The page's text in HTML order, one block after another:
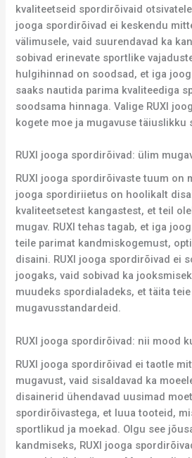
kvaliteetseid spordirõivaid
jooga spordirõivad ei keskendu
välimusele, vaid suurendavad ka
sobivad erinevate sportlike
hulgihinnad on soodsad, et iga
saaks nautida parima kvaliteediga
soodsama hinnaga. Valige RUXI
kogete moe ja mugavuse täiuslikku
RUXI jooga spordirõivad: ülim
RUXI jooga spordirõivaste tuum on
jooga spordiriietus on hoolikalt
kvaliteetsetest kangastest, et teil
mugav. RUXI tehas tagab, et iga
teile parimat kandmiskogemust,
disaini. RUXI jooga spordirõivad ei
joogaks, vaid sobivad ka
muudeks spordialadeks, et täita
mugavusstandardeid.
RUXI jooga spordirõivad: nii mood
RUXI jooga spordirõivad ei taotle
mugavust, vaid sisaldavad ka
disainerid ühendavad uusimad
spordirõivastega, et luua tooteid,
sportlikud ja moekad. Olgu see
kandmiseks, RUXI jooga